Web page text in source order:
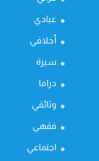
عبادي
أخلاقي
سيرة
دراما
وثائقي
فقهي
اجتماعي